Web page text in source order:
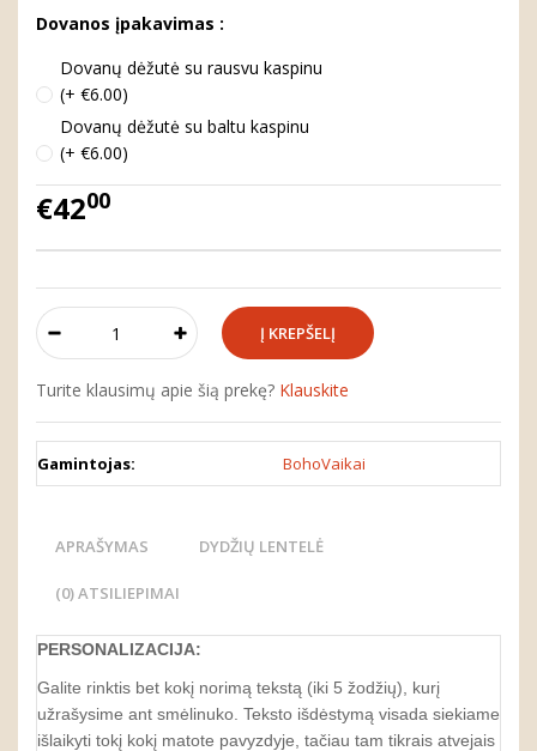
Dovanos įpakavimas :
Dovanų dėžutė su rausvu kaspinu
(+ €6.00)
Dovanų dėžutė su baltu kaspinu
(+ €6.00)
€4200
Turite klausimų apie šią prekę? Klauskite
Gamintojas: BohoVaikai
APRAŠYMAS DYDŽIŲ LENTELĖ
(0) ATSILIEPIMAI
PERSONALIZACIJA:
Galite rinktis bet kokį norimą tekstą (iki 5 žodžių), kurį
užrašysime ant smėlinuko. Teksto išdėstymą visada siekiame
išlaikyti tokį kokį matote pavyzdyje, tačiau tam tikrais atvejais